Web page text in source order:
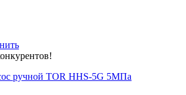
ручной TOR HHS-5G 5МПа